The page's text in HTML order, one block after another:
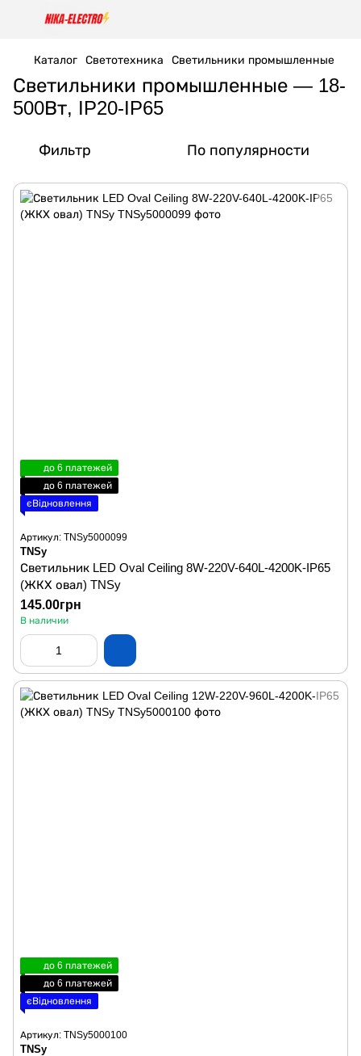
Каталог Светотехника Светильники промышленные
Светильники промышленные — 18-
500Вт, IP20-IP65
Фильтр По популярности
до 6 платежей
до 6 платежей
єВідновлення
Артикул: TNSy5000099
TNSy
Светильник LED Oval Ceiling 8W-220V-640L-4200K-IP65
(ЖКХ овал) TNSy
145.00грн
В наличии
до 6 платежей
до 6 платежей
єВідновлення
Артикул: TNSy5000100
TNSy